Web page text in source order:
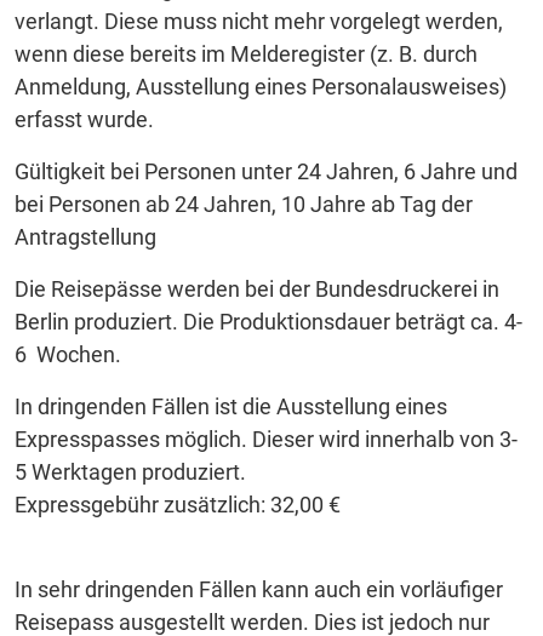
verlangt. Diese muss nicht mehr vorgelegt werden,
wenn diese bereits im Melderegister (z. B. durch
Anmeldung, Ausstellung eines Personalausweises)
erfasst wurde.
Gültigkeit bei Personen unter 24 Jahren, 6 Jahre und
bei Personen ab 24 Jahren, 10 Jahre ab Tag der
Antragstellung
Die Reisepässe werden bei der Bundesdruckerei in
Berlin produziert. Die Produktionsdauer beträgt ca. 4-
6 Wochen.
In dringenden Fällen ist die Ausstellung eines
Expresspasses möglich. Dieser wird innerhalb von 3-
5 Werktagen produziert.
Expressgebühr zusätzlich: 32,00 €
In sehr dringenden Fällen kann auch ein vorläufiger
Reisepass ausgestellt werden. Dies ist jedoch nur